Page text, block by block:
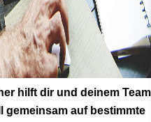
hilft dir und deinem Team
gemeinsam auf bestimmte